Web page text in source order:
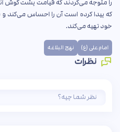
را متوجه می‌کردند که قیامت پشت گوش
که پیدا کرده است آن را احساس می‌کند و
خود تهیه می‌کند.
امام علی (ع) نهج البلاغه
نظرات